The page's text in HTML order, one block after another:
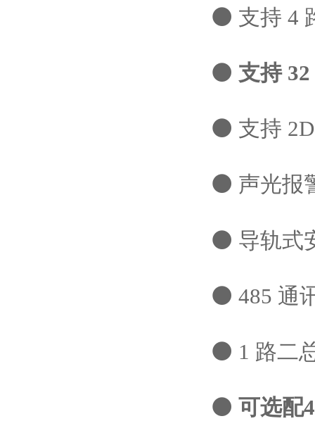
⚫ 支持 4
⚫ 支持
⚫ 支持
⚫ 声光报
⚫ 导轨式
⚫ 485 通
⚫ 1 路二
⚫ 可选配